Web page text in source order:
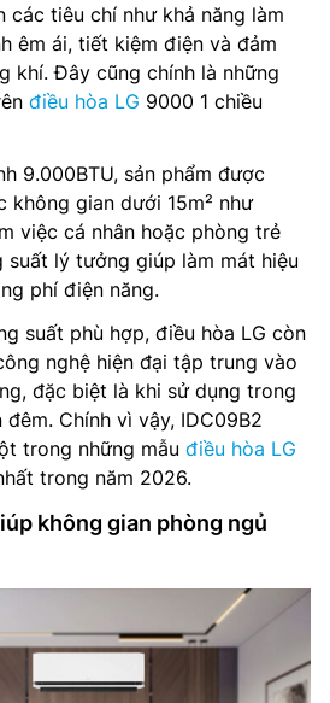
các tiêu chí như khả năng làm
êm ái, tiết kiệm điện và đảm
khí. Đây cũng chính là những
điều hòa LG 9000 1 chiều
9.000BTU, sản phẩm được
không gian dưới 15m² như
việc cá nhân hoặc phòng trẻ
lý tưởng giúp làm mát hiệu
phí điện năng.
suất phù hợp, điều hòa LG còn
nghệ hiện đại tập trung vào
đặc biệt là khi sử dụng trong
Chính vì vậy, IDC09B2
trong những mẫu điều hòa LG
trong năm 2026.
không gian phòng ngủ